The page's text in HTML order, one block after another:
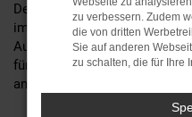
Der Berlingo ist zudem
im Fond und cleveren
Ausstattungsvarianten, zwei
fünf Karosseriefarben, passt
an.
zu verbessern. Zudem
die von dritten
Sie auf anderen
zu schalten, die für Ihre